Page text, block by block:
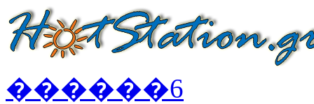
������6